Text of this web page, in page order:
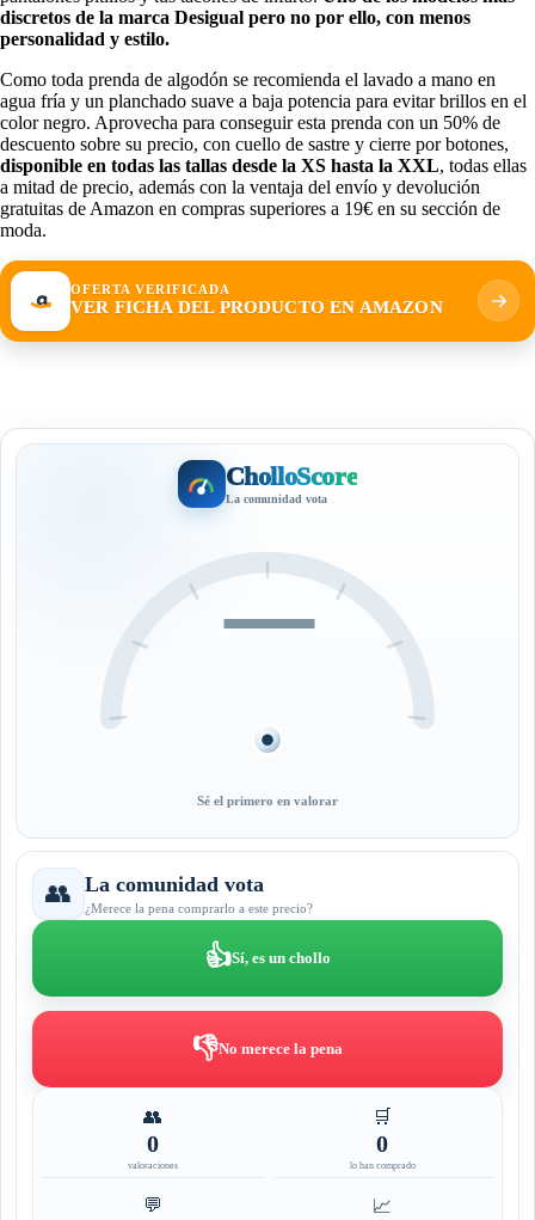
discretos de la marca Desigual pero no por ello, con menos
personalidad y estilo.
Como toda prenda de algodón se recomienda el lavado a mano en
agua fría y un planchado suave a baja potencia para evitar brillos en el
color negro. Aprovecha para conseguir esta prenda con un 50% de
descuento sobre su precio, con cuello de sastre y cierre por botones,
disponible en todas las tallas desde la XS hasta la XXL, todas ellas
a mitad de precio, además con la ventaja del envío y devolución
gratuitas de Amazon en compras superiores a 19€ en su sección de
moda.
OFERTA VERIFICADA
VER FICHA DEL PRODUCTO EN AMAZON
CholloScore
La comunidad vota
—
Sé el primero en valorar
👥 La comunidad vota
¿Merece la pena comprarlo a este precio?
👍Sí, es un chollo
👎No merece la pena
👥
0
valoraciones
🛒
0
lo han comprado
💬 📈